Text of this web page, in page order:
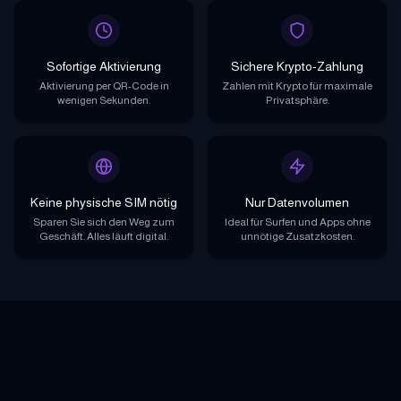
Sofortige Aktivierung
Aktivierung per QR-Code in
wenigen Sekunden.
Sichere Krypto-Zahlung
Zahlen mit Krypto für maximale
Privatsphäre.
Keine physische SIM nötig
Sparen Sie sich den Weg zum
Geschäft. Alles läuft digital.
Nur Datenvolumen
Ideal für Surfen und Apps ohne
unnötige Zusatzkosten.